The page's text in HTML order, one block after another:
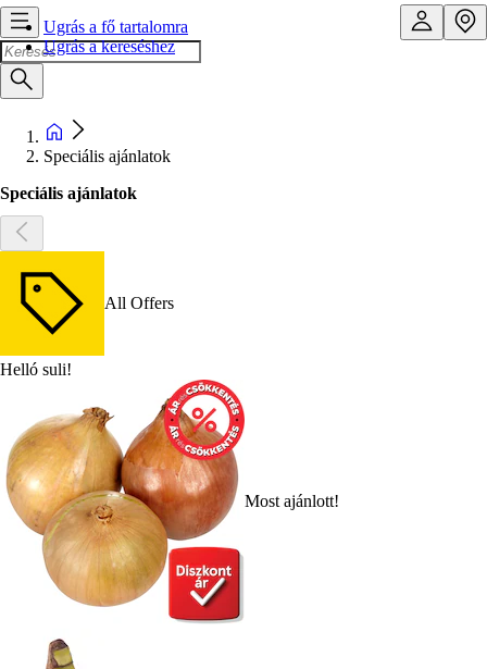
Ugrás a fő tartalomra
Ugrás a kereséshez
Speciális ajánlatok
Speciális ajánlatok
All Offers
Helló suli!
Most ajánlott!